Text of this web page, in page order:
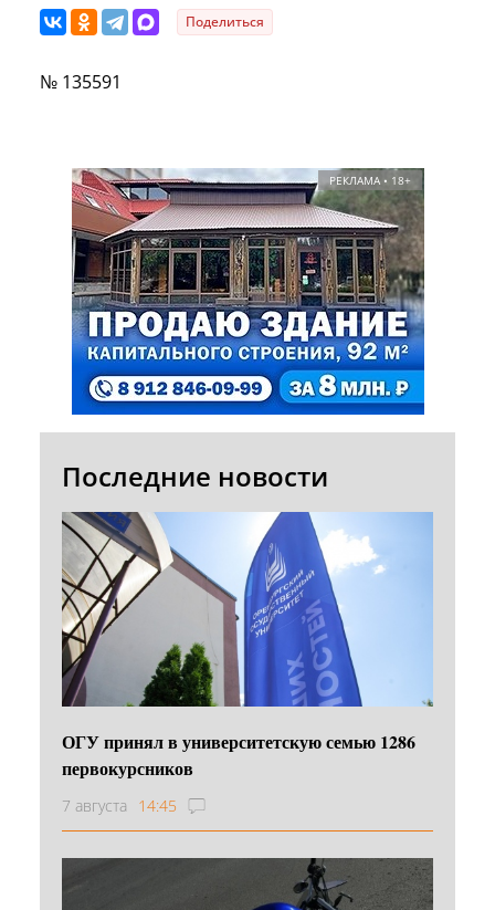
Поделиться
№ 135591
РЕКЛАМА • 18+
Последние новости
ОГУ принял в университетскую семью 1286
первокурсников
7 августа 14:45